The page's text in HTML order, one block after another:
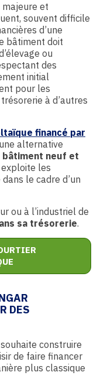
majeure et
souvent difficile
d’une
bâtiment doit
ou
des
initial
pour les
à d’autres
financé par
alternative
bâtiment neuf et
exploite les
le cadre d’un
ou à l’industriel de
sa trésorerie.
DES
construire
de faire financer
plus classique